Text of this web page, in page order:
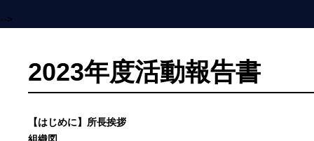
-->
2023年度活動報告書
【はじめに】所長挨拶